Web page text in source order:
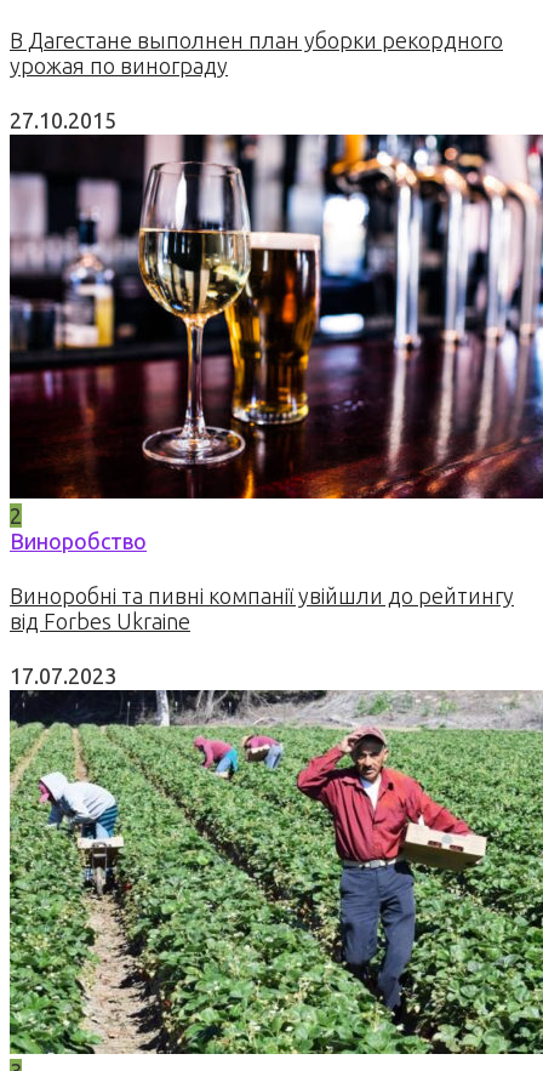
В Дагестане выполнен план уборки рекордного
урожая по винограду
27.10.2015
2
Виноробство
Виноробні та пивні компанії увійшли до рейтингу
від Forbes Ukraine
17.07.2023